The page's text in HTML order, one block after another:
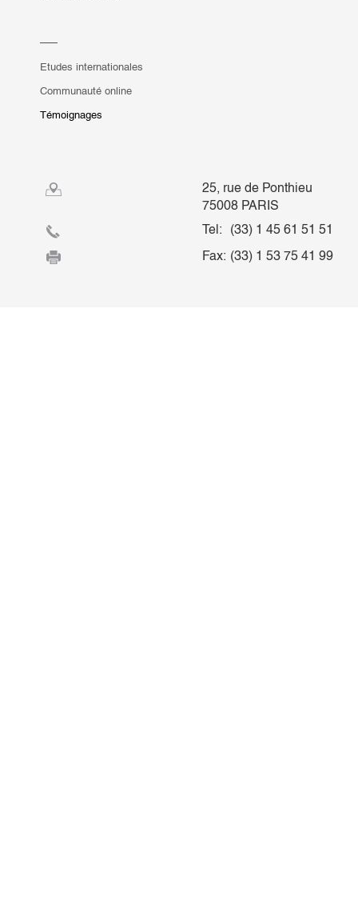
Etudes internationales
Communauté online
Témoignages
25, rue de Ponthieu
75008 PARIS
Tel:
(33) 1 45 61 51 51
Fax: (33) 1 53 75 41 99